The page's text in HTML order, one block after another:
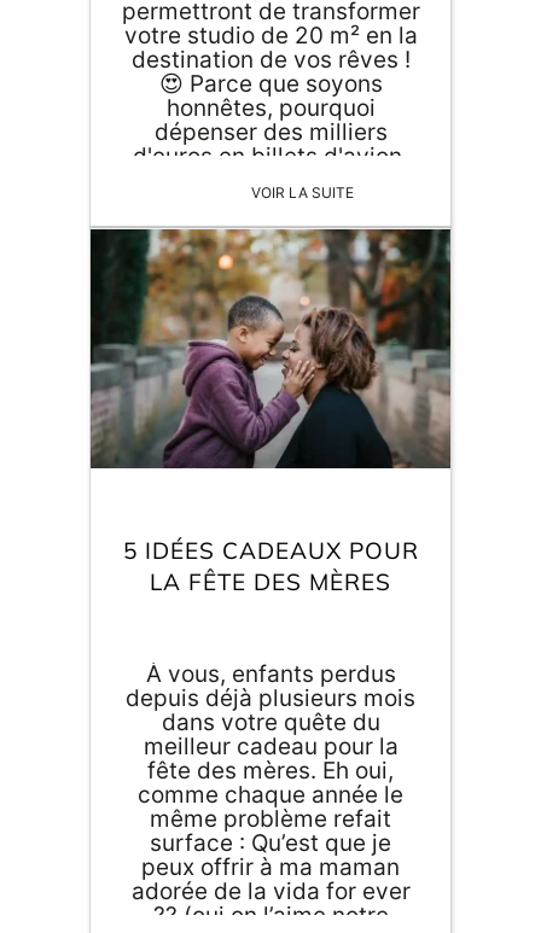
permettront de transformer
votre studio de 20 m² en la
destination de vos rêves !
😍 Parce que soyons
honnêtes, pourquoi
dépenser des milliers
d'euros en billets d'avion,
en nourriture et dans la
location d'un bivouac dans
les landes irlandaises
quand on peut se suffire
d'une bougie senteur
mashed potatos et d'un joli
poster graphique ? Ladies
and Gentlemen, veillez
accrochez vos ceintures
car nous allons vous
emmener dans un monde
où le passeport est
optionnel et où les
VOIR LA SUITE
5 IDÉES CADEAUX POUR
LA FÊTE DES MÈRES
À vous, enfants perdus
depuis déjà plusieurs mois
dans votre quête du
meilleur cadeau pour la
fête des mères. Eh oui,
comme chaque année le
même problème refait
surface : Qu’est que je
peux offrir à ma maman
adorée de la vida for ever
?? (oui on l’aime notre